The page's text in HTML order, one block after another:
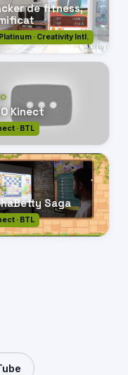
de fitness,
· Creativity Intl.
Kinect
· BTL
Saga
· BTL